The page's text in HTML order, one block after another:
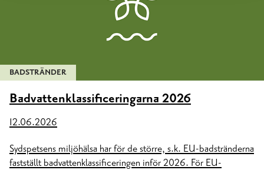
BADSTRÄNDER
Badvattenklassificeringarna 2026
12.06.2026
Sydspetsens miljöhälsa har för de större, s.k. EU-badstränderna
fastställt badvattenklassificeringen inför 2026. För EU-